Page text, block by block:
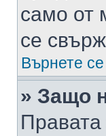
само от
се
Върнете
» Защо